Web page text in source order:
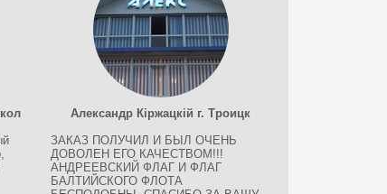
Александр Кіржацкій г. Троицк
ЗАКАЗ ПОЛУЧИЛ И БЫЛ ОЧЕНЬ
ДОВОЛЕН ЕГО КАЧЕСТВОМ!!!
АНДРЕЕВСКИЙ ФЛАГ И ФЛАГ
БАЛТИЙСКОГО ФЛОТА